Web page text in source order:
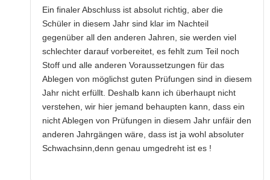
Ein finaler Abschluss ist absolut richtig, aber die
Schüler in diesem Jahr sind klar im Nachteil
gegenüber all den anderen Jahren, sie werden viel
schlechter darauf vorbereitet, es fehlt zum Teil noch
Stoff und alle anderen Voraussetzungen für das
Ablegen von möglichst guten Prüfungen sind in diesem
Jahr nicht erfüllt. Deshalb kann ich überhaupt nicht
verstehen, wir hier jemand behaupten kann, dass ein
nicht Ablegen von Prüfungen in diesem Jahr unfäir den
anderen Jahrgängen wäre, dass ist ja wohl absoluter
Schwachsinn,denn genau umgedreht ist es !